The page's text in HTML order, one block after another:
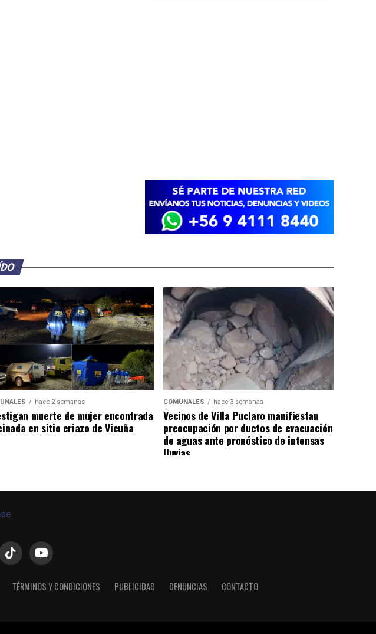
hace 2 semanas
muerte de mujer encontrada
en sitio eriazo de Vicuña
COMUNALES hace 3 semanas
Vecinos de Villa Puclaro manifiestan
preocupación por ductos de evacuación
de aguas ante pronóstico de intensas
lluvias
TÉRMINOS Y CONDICIONES PUBLICIDAD DENUNCIAS CONTACTO